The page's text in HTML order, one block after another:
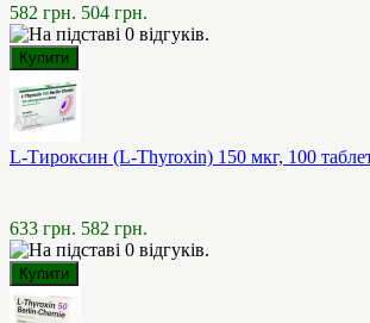
582 грн. 504 грн.
L-Тироксин (L-Thyroxin) 150 мкг, 100
633 грн. 582 грн.